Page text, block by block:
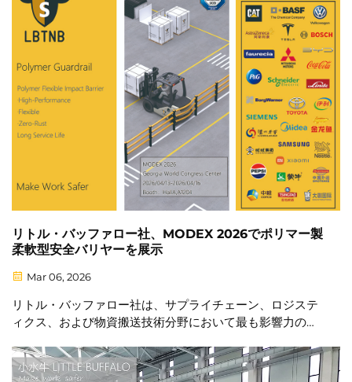
す：在庫損失構造的不安定性生産…
リトル・バッファロー社、MODEX 2026でポリマー製
柔軟型安全バリヤーを展示
Mar 06, 2026
リトル・バッファロー社は、サプライチェーン、ロジステ
ィクス、および物資搬送技術分野において最も影響力のあ
ポリマー製柔軟型安全バリヤーシステムを出展します。本
イベントは4月13日～16日に開催されます。...